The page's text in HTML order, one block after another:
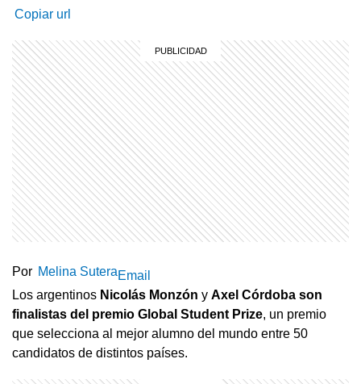
Copiar url
Por Melina SuteraEmail
Los argentinos Nicolás Monzón y Axel Córdoba son
finalistas del premio Global Student Prize, un premio
que selecciona al mejor alumno del mundo entre 50
candidatos de distintos países.